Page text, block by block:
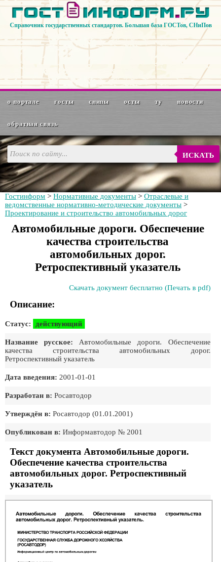
Справочник государственных стандартов. Большая база ГОСТов, СНиПов
о портале госты снипы осты ту новости
обратная связь
ИСКАТЬ
Гостинформ > Нормативные документы > Отраслевые и
ведомственные нормативно-методические документы >
Проектирование и строительство автомобильных дорог
Автомобильные дороги. Обеспечение
качества строительства
автомобильных дорог.
Ретроспективный указатель
Скачать документ бесплатно (Печать в pdf)
Описание:
Статус: действующий
Название русское: Автомобильные дороги. Обеспечение
качества строительства автомобильных дорог.
Ретроспективный указатель
Дата введения: 2001-01-01
Разработан в: Росавтодор
Утверждён в: Росавтодор (01.01.2001)
Опубликован в: Информавтодор № 2001
Текст документа Автомобильные дороги.
Обеспечение качества строительства
автомобильных дорог. Ретроспективный
указатель